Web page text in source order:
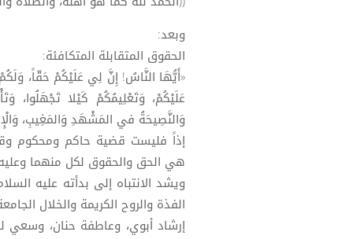
وبعد:
الحقوق المتقابلة المتكافئة:
«أَيُّهَا النَّاسُ! إِنَّ لِي عَلَيْكُمْ حَقّاً،
عَلَيْكُمْ، وَتَعْلِيمُكُمْ كَيْلا تَجْهَلُوا،
وَالنَّصِيحَةُ في المَشْهَدِ وَالمَغِيبِ،
إذاً فليست قضية حاكم ومحكوم
هي الحق والحقوق لكل منهما
ويشد الانتباه إلى بدأته عليه
الفذة والروح الكريمة والخلال
إرشاد أبوي، وعاطفة حنان، وسعي